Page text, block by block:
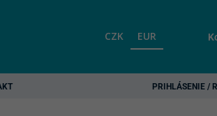
CZK EUR
PRIHLÁSENIE /